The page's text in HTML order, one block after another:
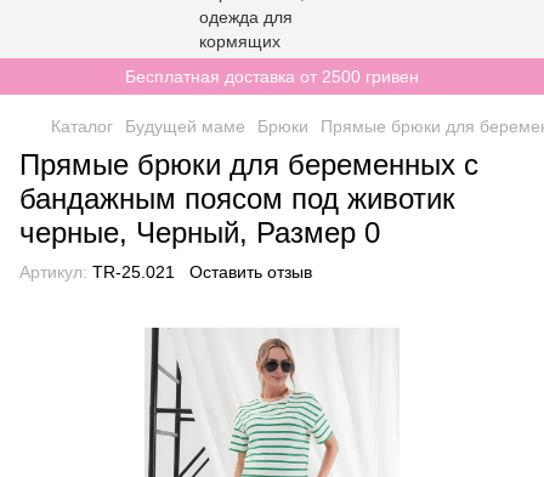
Бесплатная доставка от 2500 гривен
Каталог Будущей маме Брюки Прямые брюки для
Прямые брюки для беременных с
бандажным поясом под животик
черные, Черный, Размер 0
Артикул: TR-25.021 Оставить отзыв